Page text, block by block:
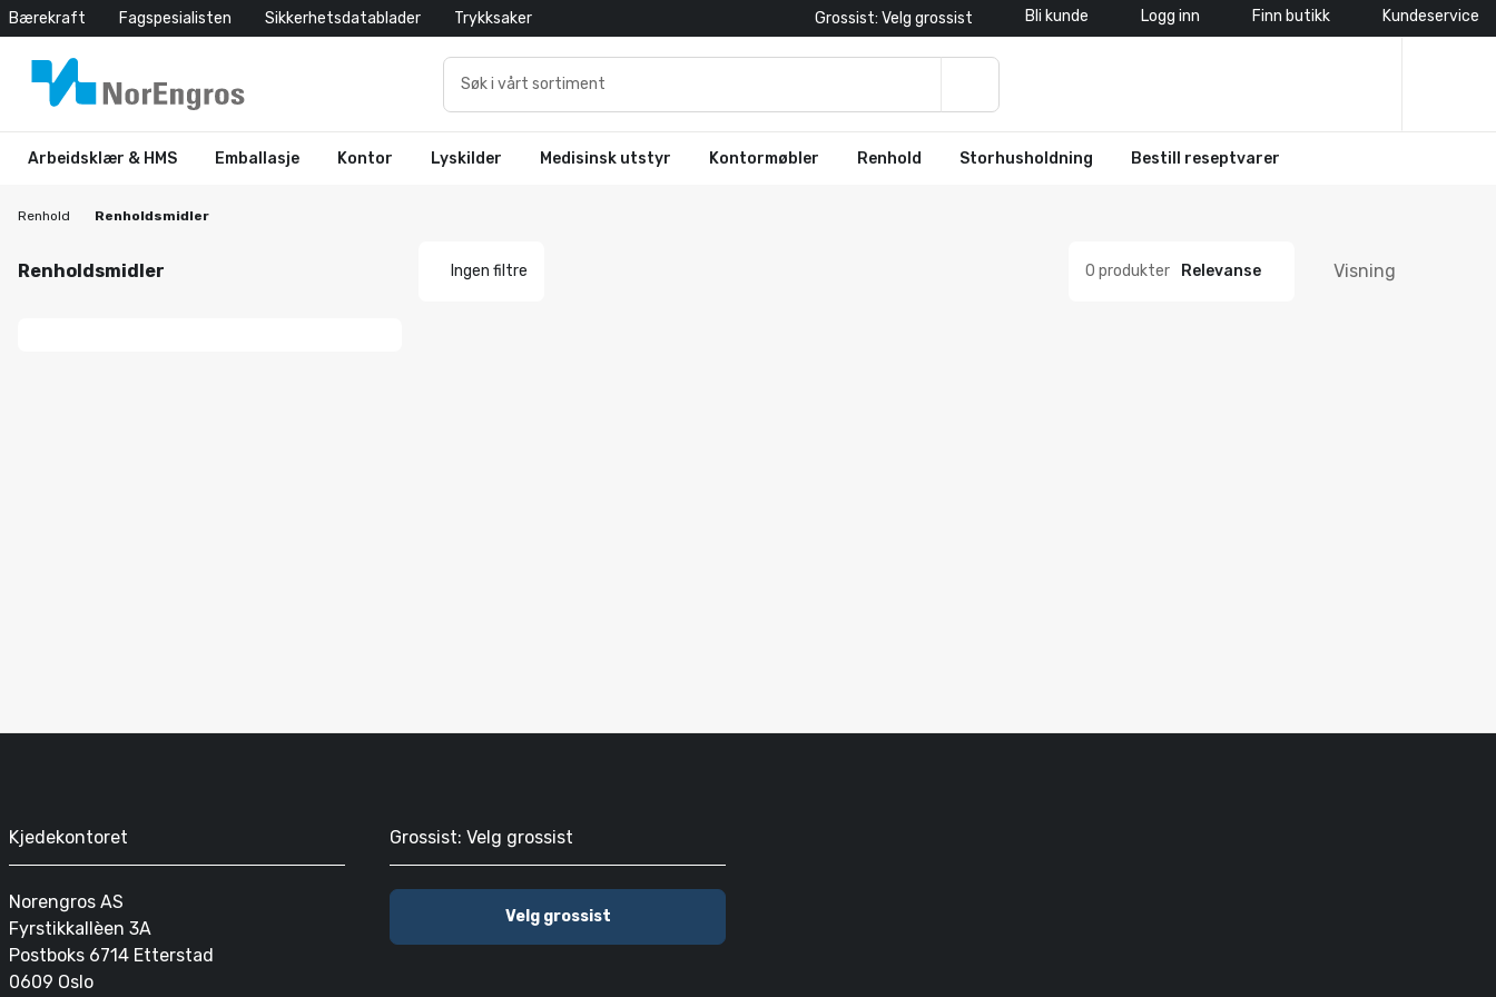
Bærekraft Fagspesialisten Sikkerhetsdatablader Trykksaker Grossist: Velg grossist Bli kunde Logg inn Finn butikk Kundeservice
Arbeidsklær & HMS Emballasje Kontor Lyskilder Medisinsk utstyr Kontormøbler Renhold Storhusholdning Bestill reseptvarer
Renhold Renholdsmidler
Renholdsmidler Ingen filtre 0 produkter Relevanse Visning
Kjedekontoret
Norengros AS
Fyrstikkallèen 3A
Postboks 6714 Etterstad
0609 Oslo
Grossist: Velg grossist
Velg grossist